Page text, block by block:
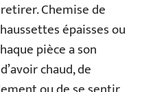
Chemise de
épaisses ou
pièce a son
chaud, de